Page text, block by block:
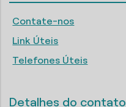
Contate-nos
Link Úteis
Telefones Úteis
Detalhes do contato